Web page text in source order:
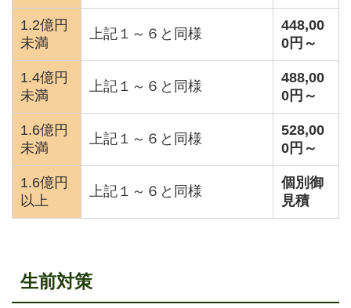
1.2億円
未満
上記１～６と同様
448,00
0円～
1.4億円
未満
上記１～６と同様
488,00
0円～
1.6億円
未満
上記１～６と同様
528,00
0円～
1.6億円
以上
上記１～６と同様
個別御
見積
生前対策